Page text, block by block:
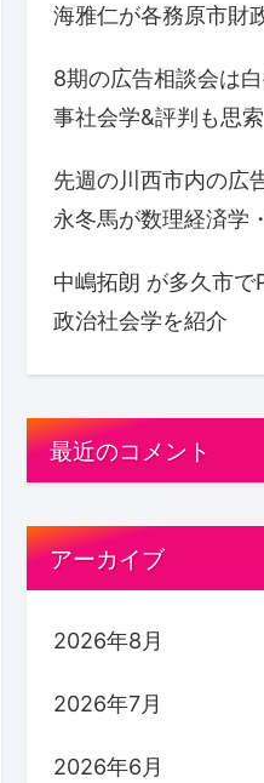
海雅仁が各務原市財
8期の広告相談会は
事社会学&評判も思索
先週の川西市内の広
永冬馬が数理経済学
中嶋拓朗 が多久市で
政治社会学を紹介
最近のコメント
アーカイブ
2026年8月
2026年7月
2026年6月